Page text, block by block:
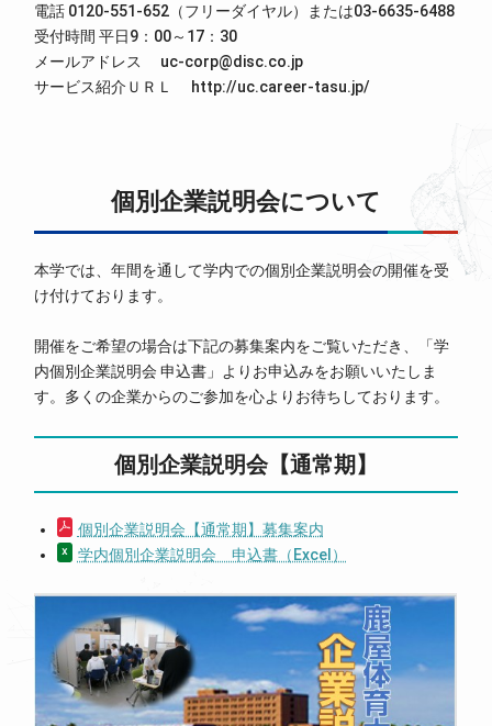
電話 0120-551-652（フリーダイヤル）または03-6635-6488
受付時間 平日9：00～17：30
メールアドレス uc-corp@disc.co.jp
サービス紹介ＵＲＬ http://uc.career-tasu.jp/
個別企業説明会について
本学では、年間を通して学内での個別企業説明会の開催を受
け付けております。
開催をご希望の場合は下記の募集案内をご覧いただき、「学
内個別企業説明会 申込書」よりお申込みをお願いいたしま
す。多くの企業からのご参加を心よりお待ちしております。
個別企業説明会【通常期】
個別企業説明会【通常期】募集案内
学内個別企業説明会 申込書（Excel）